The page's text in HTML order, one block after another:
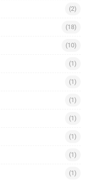
(2)
(18)
(10)
(1)
(1)
(1)
(1)
(1)
(1)
(1)